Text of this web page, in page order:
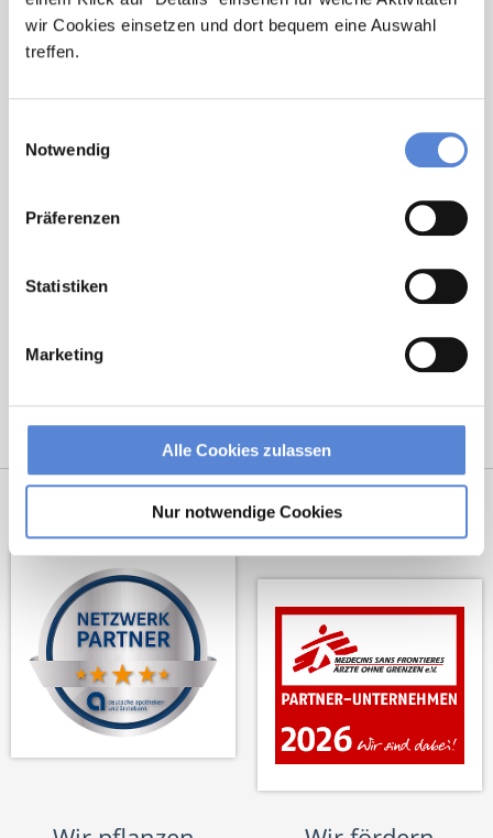
wir Cookies einsetzen und dort bequem eine Auswahl
treffen.
Notwendig
Präferenzen
Statistiken
Marketing
Alle Cookies zulassen
Nur notwendige Cookies
Jetzt zur kostenlosen Stellenanfrage
Fax: +49 (0) 521 / 911 730 31
Netzwerk-Partner
Wir sind
Unterstützer